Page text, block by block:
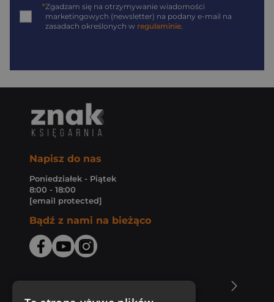
*Zgadzam się na otrzymywanie wiadomości
marketingowych (newsletter) na podany e-mail na
zasadach określonych w regulaminie
Napisz do nas
Poniedziałek - Piątek
8:00 - 18:00
[email protected]
Bądź z nami na bieżąco